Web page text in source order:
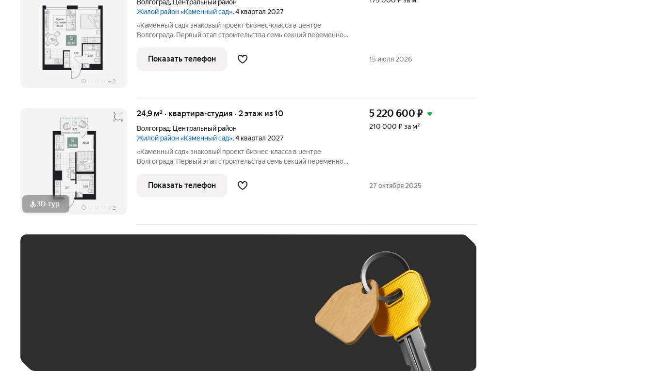
+ 2
Волгоград, Центральный район
Жилой район «Каменный сад», 4 квартал 2027
«Каменный сад» знаковый проект бизнес-класса в центре
Волгограда. Первый этап строительства семь секций переменной
приватный двор, свободный от машин. С верхних этажей
открываются панорамные
Показать телефон 15 июля 2026
3D-тур + 2
24,9 м² · квартира-студия · 2 этаж из 10
Волгоград, Центральный район
Жилой район «Каменный сад», 4 квартал 2027
«Каменный сад» знаковый проект бизнес-класса в центре
Волгограда. Первый этап строительства семь секций переменной
приватный двор, свободный от машин. С верхних этажей
открываются панорамные
5 220 600 ₽
210 000 ₽ за м²
Показать телефон 27 октября 2025